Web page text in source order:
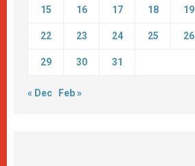
15 16 17 18 19
22 23 24 25 26
29 30 31
« Dec Feb »